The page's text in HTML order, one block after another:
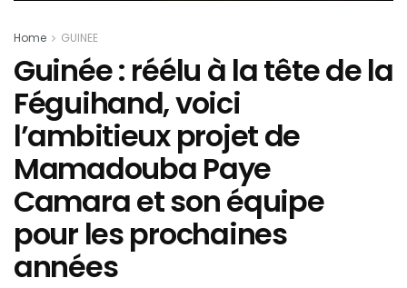
Home GUINEE
Guinée : réélu à la tête de la
Féguihand, voici
l’ambitieux projet de
Mamadouba Paye
Camara et son équipe
pour les prochaines
années